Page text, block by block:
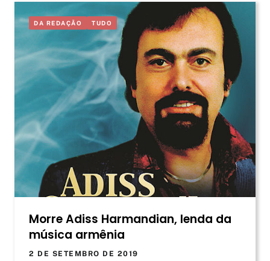
DA REDAÇÃO TUDO
Morre Adiss Harmandian, lenda da
música armênia
2 DE SETEMBRO DE 2019